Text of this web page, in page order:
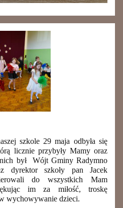
szkole 29 maja odbyła się
licznie przybyły Mamy oraz
był Wójt Gminy Radymno
dyrektor szkoły pan Jacek
do wszystkich Mam
im za miłość, troskę
wychowywanie dzieci.